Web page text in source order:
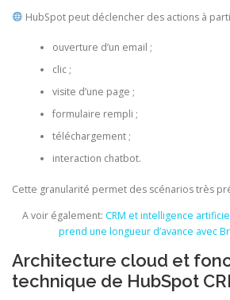
HubSpot peut déclencher des actions à
ouverture d’un email ;
clic ;
visite d’une page ;
formulaire rempli ;
téléchargement ;
interaction chatbot.
Cette granularité permet des scénarios très
A voir également: CRM et intelligence
prend une longueur d’avance avec
Architecture cloud et
technique de HubSpot